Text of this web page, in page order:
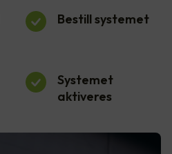
Bestill systemet
Systemet
aktiveres